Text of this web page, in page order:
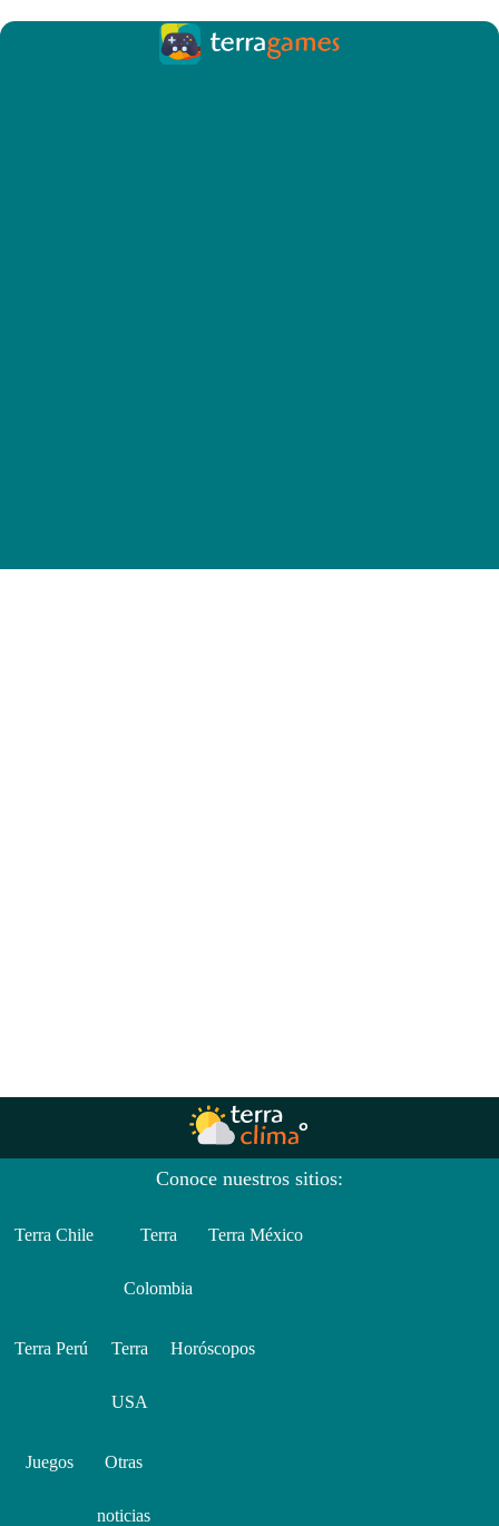
Conoce nuestros sitios:
Terra Chile Terra
Colombia
Terra México
Terra Perú Terra
USA
Horóscopos
Juegos Otras
noticias